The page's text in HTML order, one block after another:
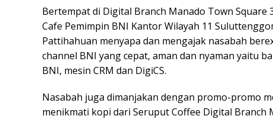
Bertempat di Digital Branch Manado Town Square
Cafe Pemimpin BNI Kantor Wilayah 11
Pattihahuan menyapa dan mengajak nasabah
channel BNI yang cepat, aman dan nyaman yaitu
BNI, mesin CRM dan DigiCS.
Nasabah juga dimanjakan dengan promo-promo
menikmati kopi dari Seruput Coffee Digital Branch